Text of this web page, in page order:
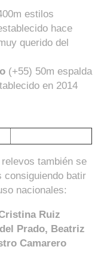
estilos
hace
querido del
(+55) 50m espalda
en 2014
también se
consiguiendo batir
nacionales:
Ruiz
Prado, Beatriz
Camarero